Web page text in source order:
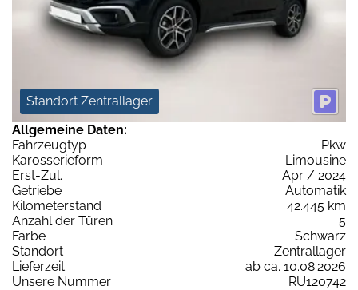
Standort Zentrallager
Allgemeine Daten:
Fahrzeugtyp
Pkw
Karosserieform
Limousine
Erst-Zul.
Apr / 2024
Getriebe
Automatik
Kilometerstand
42.445 km
Anzahl der Türen
5
Farbe
Schwarz
Standort
Zentrallager
Lieferzeit
ab ca. 10.08.2026
Unsere Nummer
RU120742